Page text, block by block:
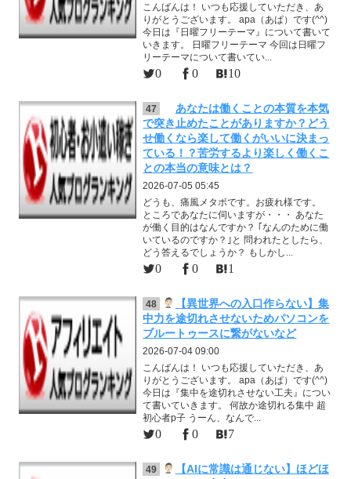
こんばんは！ いつも応援していただき、あ
りがとうございます。 apa（あぱ）です(^^)
今日は『日曜フリーテーマ』について書いて
いきます。 日曜フリーテーマ 今回は日曜フ
リーテーマについて書いてい...
0 0 10
47
あなたは働くことの本質を本気
で突き止めたことがありますか？どう
せ働くなら楽して働くがいいに決まっ
ている！？苦労するより楽しく働くこ
との本当の意味とは？
2026-07-05 05:45
どうも、痛風メタボです。お疲れ様です。
ところであなたに伺いますが・・・ あなた
が働く目的はなんですか？ ｢なんのために働
いているのですか？｣と 問われたとしたら、
どう答えるでしょうか？ もしかし...
0 0 1
48
【異世界への入口作らない】集
中力を途切れさせないためパソコンを
ブルートゥースに繋がないなど
2026-07-04 09:00
こんばんは！ いつも応援していただき、あ
りがとうございます。 apa（あぱ）です(^^)
今日は『集中を途切れさせない工夫』につい
て書いていきます。 何故か途切れる集中 超
初心者p子 うーん、なんで...
0 0 7
49
【AIに常識は通じない】ほどほ